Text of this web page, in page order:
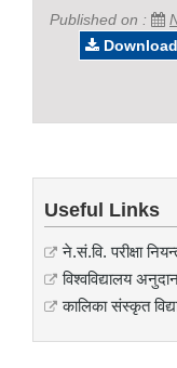
Published on :
Download
Useful Links
ने.सं.वि. परीक्षा
विश्वविद्यालय
कालिका संस्कृत